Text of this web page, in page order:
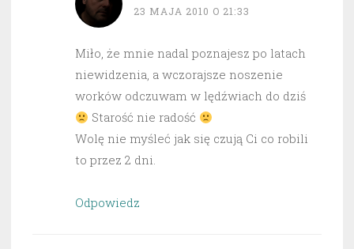
23 MAJA 2010 O 21:33
Miło, że mnie nadal poznajesz po latach
niewidzenia, a wczorajsze noszenie
worków odczuwam w lędźwiach do dziś
Starość nie radość
Wolę nie myśleć jak się czują Ci co robili
to przez 2 dni.
Odpowiedz